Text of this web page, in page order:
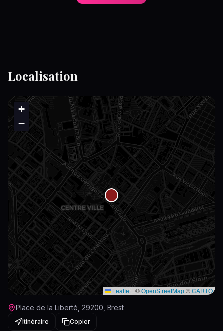
Localisation
+
−
Leaflet | ©OpenStreetMap©CARTO
Place de la Liberté, 29200, Brest
Itinéraire Copier